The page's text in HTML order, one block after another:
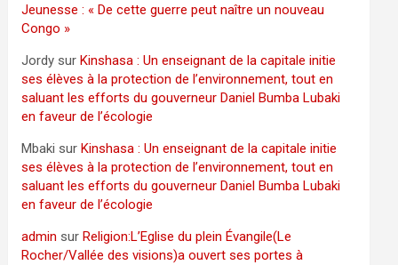
Jeunesse : « De cette guerre peut naître un nouveau
Congo »
Jordy surKinshasa : Un enseignant de la capitale initie
ses élèves à la protection de l’environnement, tout en
saluant les efforts du gouverneur Daniel Bumba Lubaki
en faveur de l’écologie
Mbaki surKinshasa : Un enseignant de la capitale initie
ses élèves à la protection de l’environnement, tout en
saluant les efforts du gouverneur Daniel Bumba Lubaki
en faveur de l’écologie
admin surReligion:L’Eglise du plein Évangile(Le
Rocher/Vallée des visions)a ouvert ses portes à